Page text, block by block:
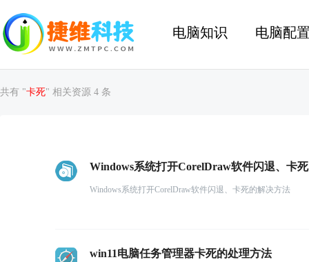
电脑知识 电脑配
共有 "卡死" 相关资源 4 条
Windows系统打开CorelDraw软件闪退、卡
Windows系统打开CorelDraw软件闪退、卡死的解决方法
win11电脑任务管理器卡死的处理方法